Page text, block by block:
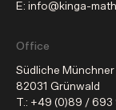
E: info@kinga-
Office
Südliche Münchner
82031 Grünwald
T.: +49 (0)89 / 693